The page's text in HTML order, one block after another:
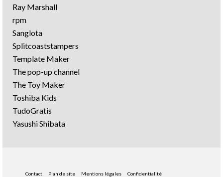
Ray Marshall
rpm
Sanglota
Splitcoaststampers
Template Maker
The pop-up channel
The Toy Maker
Toshiba Kids
TudoGratis
Yasushi Shibata
Contact Plan de site Mentions légales
Confidentialité